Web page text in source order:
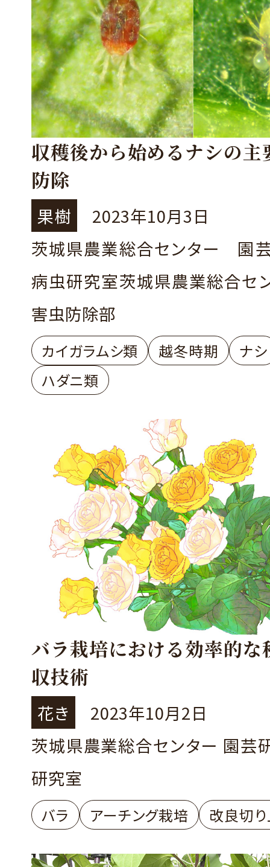
収穫後から始めるナシの主
防除
果樹
2023年10月3日
茨城県農業総合センター
病虫研究室茨城県農業総合
害虫防除部
カイガラムシ類 越冬時期
ナシ
ハダニ類
バラ栽培における効率的な
収技術
花き
2023年10月2日
茨城県農業総合センター 園芸
研究室
バラ アーチング栽培 改良切